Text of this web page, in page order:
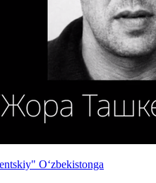
O‘zbekistonga